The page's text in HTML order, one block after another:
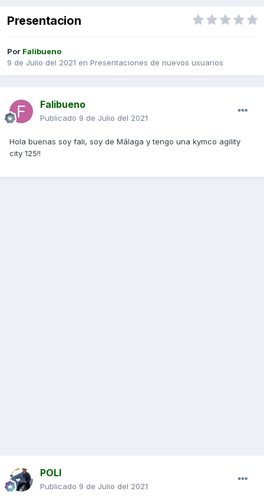
Presentacion
Por Falibueno
9 de Julio del 2021 en Presentaciones de nuevos usuarios
Falibueno
Publicado 9 de Julio del 2021
Hola buenas soy fali, soy de Málaga y tengo una kymco agility
city 125!!
POLI
Publicado 9 de Julio del 2021